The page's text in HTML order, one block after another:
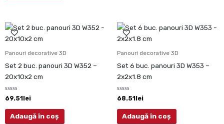
Panouri decorative 3D
Set 2 buc. panouri 3D W352 –
20x10x2 cm
Evaluat
la
0
din
69.51lei
Adaugă în coș
Panouri decorative 3D
Set 6 buc. panouri 3D W353 –
2x2x1.8 cm
Evaluat
la
0
din
68.51lei
Adaugă în coș